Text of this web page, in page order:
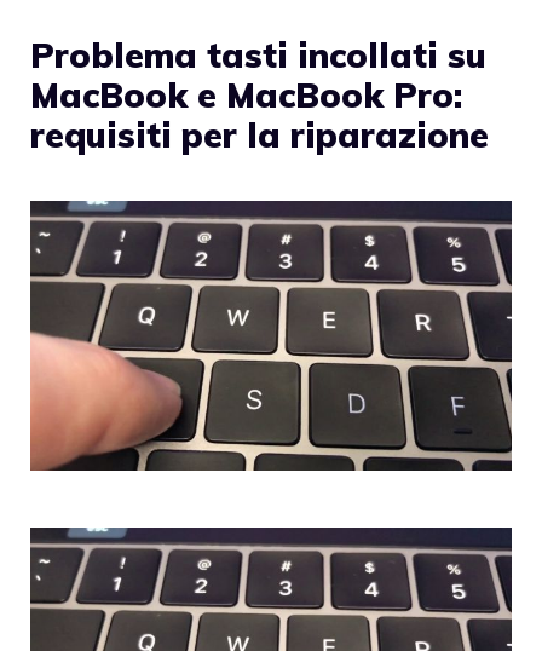
Problema tasti incollati su
MacBook e MacBook Pro:
requisiti per la riparazione